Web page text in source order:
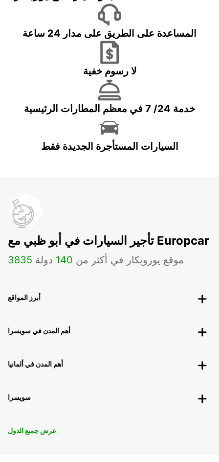
المساعدة على الطريق على مدار 24 ساعة
لا رسوم خفية
خدمة 24/ 7 في معظم المطارات الرئيسية
السيارات المستأجرة الجديدة فقط
تأجير السيارات في أبو ظبي مع Europcar
3835 موقع يوروبكار في أكثر من 140 دولة
أبرز المواقع
أهم المدن في سويسرا
أهم المدن في ألمانيا
سويسرا
عرض جميع الدول